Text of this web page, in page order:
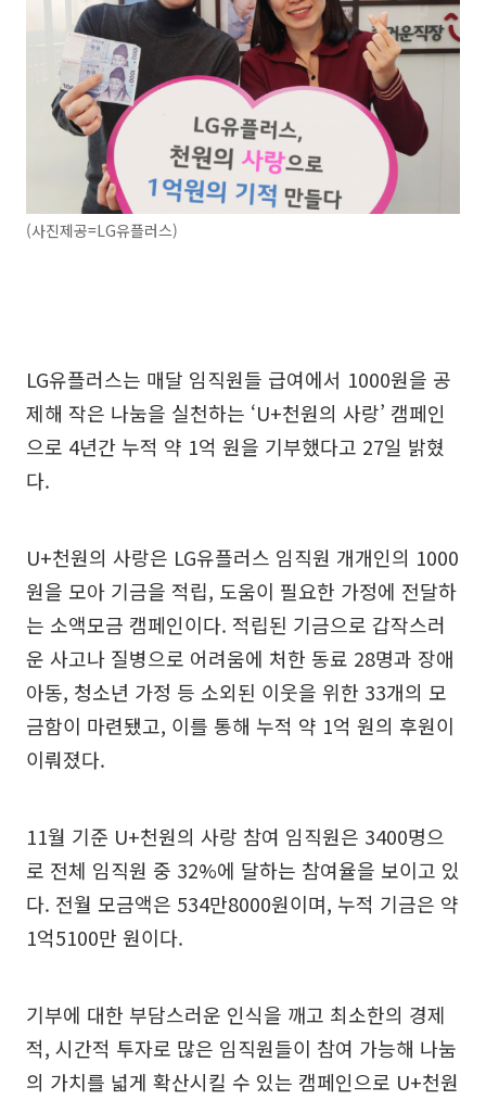
(사진제공=LG유플러스)
LG유플러스는 매달 임직원들 급여에서 1000원을 공
제해 작은 나눔을 실천하는 ‘U+천원의 사랑’ 캠페인
으로 4년간 누적 약 1억 원을 기부했다고 27일 밝혔
다.
U+천원의 사랑은 LG유플러스 임직원 개개인의 1000
원을 모아 기금을 적립, 도움이 필요한 가정에 전달하
는 소액모금 캠페인이다. 적립된 기금으로 갑작스러
운 사고나 질병으로 어려움에 처한 동료 28명과 장애
아동, 청소년 가정 등 소외된 이웃을 위한 33개의 모
금함이 마련됐고, 이를 통해 누적 약 1억 원의 후원이
이뤄졌다.
11월 기준 U+천원의 사랑 참여 임직원은 3400명으
로 전체 임직원 중 32%에 달하는 참여율을 보이고 있
다. 전월 모금액은 534만8000원이며, 누적 기금은 약
1억5100만 원이다.
기부에 대한 부담스러운 인식을 깨고 최소한의 경제
적, 시간적 투자로 많은 임직원들이 참여 가능해 나눔
의 가치를 넓게 확산시킬 수 있는 캠페인으로 U+천원